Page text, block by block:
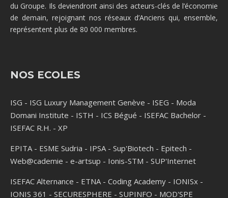
du Groupe. Ils deviendront ainsi des acteurs-clés de l’économie
de demain, rejoignant nos réseaux d’Anciens qui, ensemble,
représentent plus de 80 000 membres.
NOS ECOLES
ISG - ISG Luxury Management Genève - ISEG - Moda
Domani Institute - ISTH - ICS Bégué - ISEFAC Bachelor -
ISEFAC R.H. - XP
EPITA - ESME Sudria - IPSA - Sup'Biotech - Epitech -
Web@cademie - e-artsup - Ionis-STM - SUP'Internet
ISEFAC Alternance - ETNA - Coding Academy - IONISx -
IONIS 361 - SECURESPHERE - SUPINFO - MOD'SPE